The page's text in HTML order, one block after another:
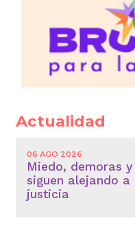
Actualidad
06 AGO 2026
Miedo, demoras
siguen alejando
justicia